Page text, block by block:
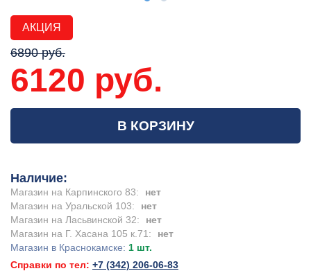
АКЦИЯ
6890 руб.
6120 руб.
В КОРЗИНУ
Наличие:
Магазин на Карпинского 83:
нет
Магазин на Уральской 103:
нет
Магазин на Ласьвинской 32:
нет
Магазин на Г. Хасана 105 к.71:
нет
Магазин в Краснокамске: 1 шт.
Справки по тел: +7 (342) 206-06-83